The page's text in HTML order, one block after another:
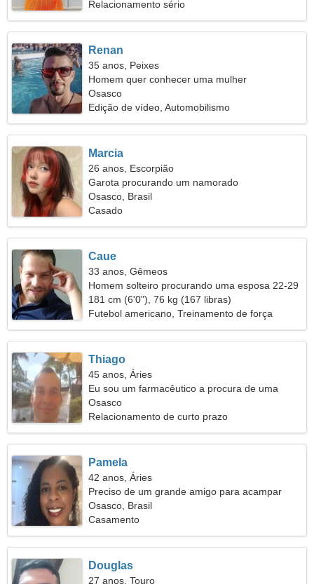
Relacionamento sério
Renan
35 anos, Peixes
Homem quer conhecer uma mulher
Osasco
Edição de vídeo, Automobilismo
Marcia
26 anos, Escorpião
Garota procurando um namorado
Osasco, Brasil
Casado
Caue
33 anos, Gêmeos
Homem solteiro procurando uma esposa 22-29
181 cm (6'0"), 76 kg (167 libras)
Futebol americano, Treinamento de força
Thiago
45 anos, Áries
Eu sou um farmacêutico a procura de uma
mulher qualificada
Osasco
Relacionamento de curto prazo
Pamela
42 anos, Áries
Preciso de um grande amigo para acampar
Osasco, Brasil
Casamento
Douglas
27 anos, Touro